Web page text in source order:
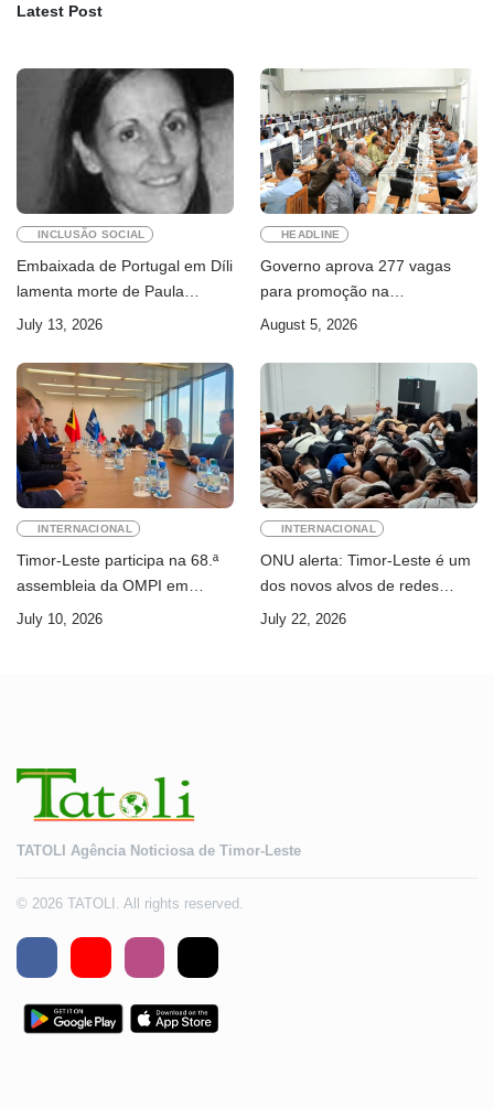
Latest Post
INCLUSÃO SOCIAL
Embaixada de Portugal em Díli
lamenta morte de Paula
Ferreira Pinto
July 13, 2026
HEADLINE
Governo aprova 277 vagas
para promoção na
Administração Pública
August 5, 2026
INTERNACIONAL
Timor-Leste participa na 68.ª
assembleia da OMPI em
Genebra
July 10, 2026
INTERNACIONAL
ONU alerta: Timor-Leste é um
dos novos alvos de redes
internacionais de cibercrime
July 22, 2026
TATOLI Agência Noticiosa de Timor-Leste
© 2026 TATOLI. All rights reserved.